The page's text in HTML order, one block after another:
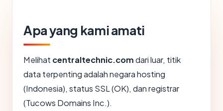
Apa yang kami amati
Melihat centraltechnic.comdari luar, titik
data terpenting adalah negara hosting
(Indonesia), status SSL (OK), dan registrar
(Tucows Domains Inc.).